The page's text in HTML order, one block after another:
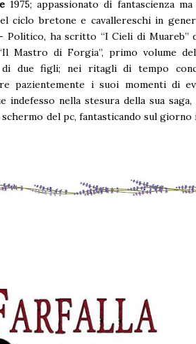
1975; appassionato di fantascienza
ciclo bretone e cavallereschi in
Politico, ha scritto “I Cieli di
Mastro di Forgia”, primo volume
due figli; nei ritagli di tempo
pazientemente i suoi momenti di
indefesso nella stesura della sua
del pc, fantasticando sul